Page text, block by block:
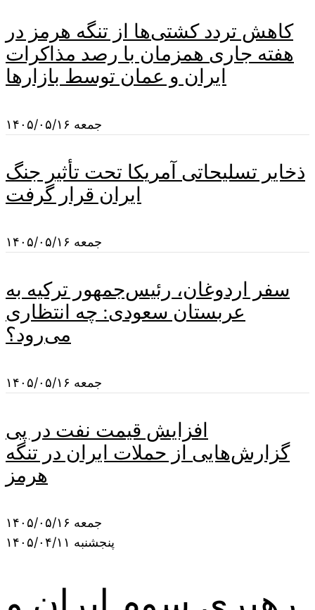
کاهش تردد کشتی‌ها از تنگه هرمز در
هفته جاری همزمان با رصد مذاکرات
ایران و عمان توسط بازارها
جمعه ۱۴۰۵/۰۵/۱۶
ذخایر تسلیحاتی آمریکا تحت تأثیر جنگ
ایران قرار گرفت
جمعه ۱۴۰۵/۰۵/۱۶
سفر اردوغان، رئیس‌جمهور ترکیه به
عربستان سعودی: چه انتظاری
می‌رود؟
جمعه ۱۴۰۵/۰۵/۱۶
افزایش قیمت نفت در پی
گزارش‌هایی از حملات ایران در تنگه
هرمز
جمعه ۱۴۰۵/۰۵/۱۶
پنجشنبه ۱۴۰۵/۰۴/۱۱